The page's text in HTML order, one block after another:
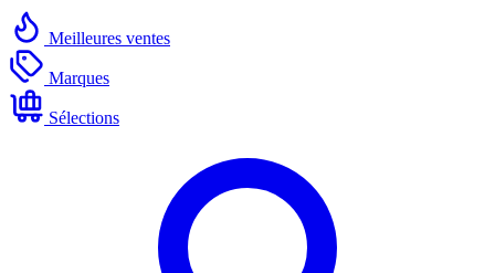
Meilleures ventes
Marques
Sélections